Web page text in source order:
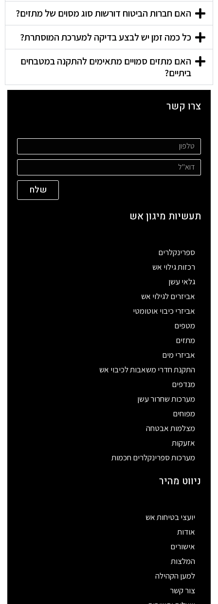
האם חברות הביטוח דורשות סוג מסוים של מתזים?
כל כמה זמן יש לבצע בדיקה למערכת המוסתרת?
האם מתזים סמויים מתאימים להתקנה במטבחים
ביתיים?
צרו קשר
שלח
תעשיות מיגון אש
ספרינקלרים
רכזות גילוי אש
גלאי עשן
אביזרים לגילוי אש
אביזרי כיבוי אוטומטי
מטפים
מתזים
אביזרי מים
התקנת חדרי משאבות לכיבוי אש
מנדפים
מערכות שחרור עשן
מפוחים
מצלמות אבטחה
אזעקות
מערכות ספרינקלרים חכמות
ניווט מהיר
יועצי בטיחות אש
אודות
אישורים
המלצות
למען הקהילה
צור קשר